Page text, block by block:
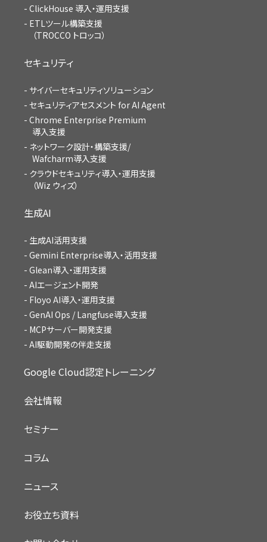
ClickHouse 導入・運用支援
ETLツール構築支援
（TROCCO トロッコ）
セキュリティ
サイバーセキュリティソリューション
セキュリティアセスメント for AI Agent
Chrome Enterprise Premium
導入支援
ネットワーク設計・構築支援/
Wafcharm導入支援
クラウドセキュリティ導入・運用支援
（Wiz ウィズ）
生成AI
生成AI活用支援
Gemini Enterprise導入・活用支援
Glean導入・運用支援
AIエージェント開発
Floyo AI導入・運用支援
GenAI Ops / Langfuse導入支援
MCPサーバー開発支援
AI駆動開発の伴走支援
Google Cloud認定トレーニング
会社情報
セミナー
コラム
ニュース
お役立ち資料